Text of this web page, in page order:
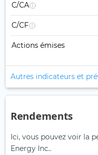
C/CA
C/CF
Actions émises
Autres indicateurs et
Rendements
Ici, vous pouvez voir la
Energy Inc..